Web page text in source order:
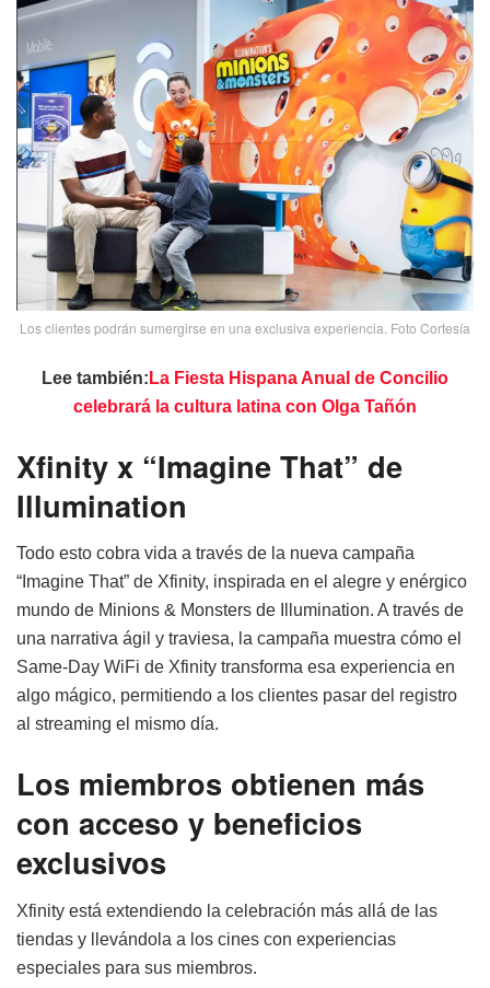
Los clientes podrán sumergirse en una exclusiva experiencia. Foto Cortesía
Lee también: La Fiesta Hispana Anual de Concilio
celebrará la cultura latina con Olga Tañón
Xfinity x “Imagine That” de
Illumination
Todo esto cobra vida a través de la nueva campaña
“Imagine That” de Xfinity, inspirada en el alegre y enérgico
mundo de Minions & Monsters de Illumination. A través de
una narrativa ágil y traviesa, la campaña muestra cómo el
Same-Day WiFi de Xfinity transforma esa experiencia en
algo mágico, permitiendo a los clientes pasar del registro
al streaming el mismo día.
Los miembros obtienen más
con acceso y beneficios
exclusivos
Xfinity está extendiendo la celebración más allá de las
tiendas y llevándola a los cines con experiencias
especiales para sus miembros.